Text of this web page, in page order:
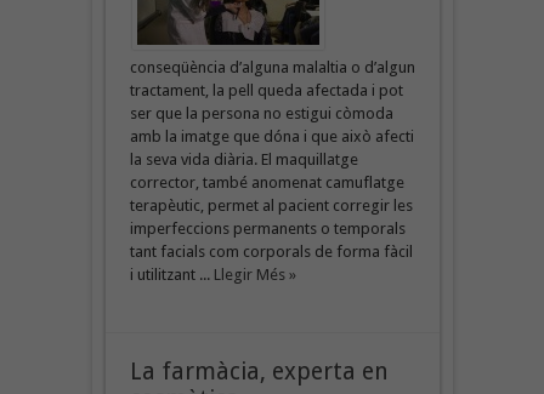
conseqüència d’alguna malaltia o d’algun
tractament, la pell queda afectada i pot
ser que la persona no estigui còmoda
amb la imatge que dóna i que això afecti
la seva vida diària. El maquillatge
corrector, també anomenat camuflatge
terapèutic, permet al pacient corregir les
imperfeccions permanents o temporals
tant facials com corporals de forma fàcil
i utilitzant ... Llegir Més »
La farmàcia, experta en